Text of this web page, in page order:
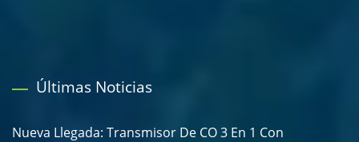
Últimas Noticias
Nueva Llegada: Transmisor De CO 3 En 1 Con